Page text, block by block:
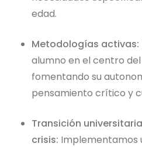
edad.
Metodologías activas:
alumno en el centro
fomentando su
pensamiento crítico y
Transición
crisis: Implementamos